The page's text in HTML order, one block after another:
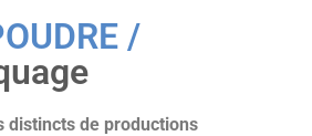
/
distincts de productions